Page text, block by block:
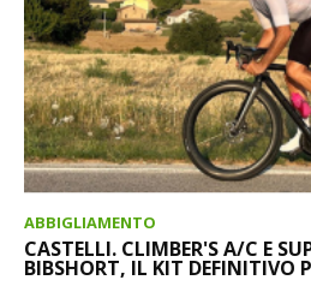
ABBIGLIAMENTO
CASTELLI. CLIMBER'S A/C E
BIBSHORT, IL KIT DEFINITIVO